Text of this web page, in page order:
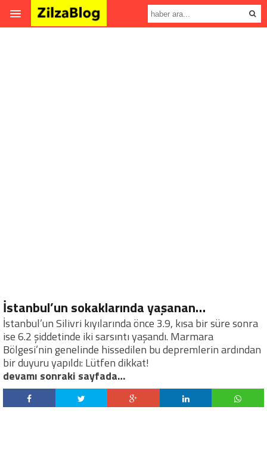
İstanbul’un sokaklarında yaşanan…
İstanbul’un Silivri kıyılarında önce 3.9, kısa bir süre sonra
ise 6.2 şiddetinde iki sarsıntı yaşandı. Marmara
Bölgesi’nin genelinde hissedilen bu depremlerin ardından
bir duyuru yapıldı: Lütfen dikkat!
devamı sonraki sayfada…